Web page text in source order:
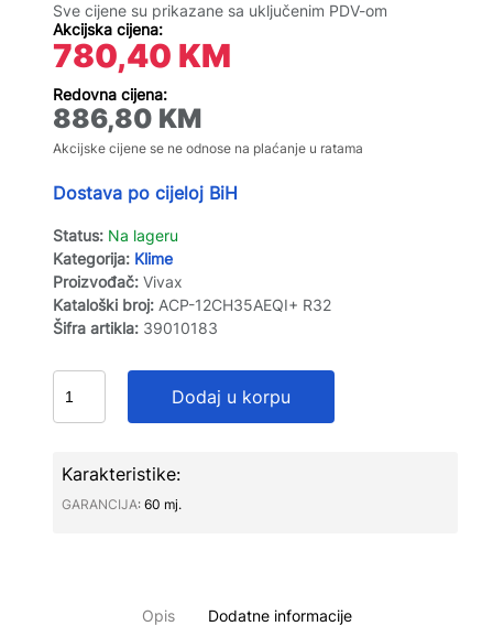
Sve cijene su prikazane sa uključenim PDV-om
Akcijska cijena:
780,40 KM
Redovna cijena:
886,80 KM
Akcijske cijene se ne odnose na plaćanje u ratama
Dostava po cijeloj BiH
Status: Na lageru
Kategorija: Klime
Proizvođač: Vivax
Kataloški broj: ACP-12CH35AEQI+ R32
Šifra artikla: 39010183
Dodaj u korpu
Karakteristike:
GARANCIJA∶ 60 mj.
Opis Dodatne informacije